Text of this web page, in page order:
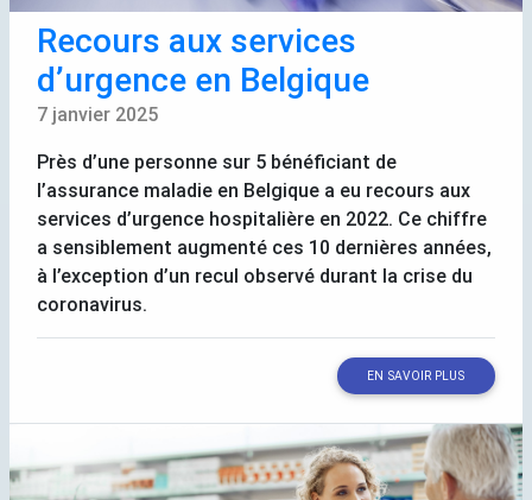
Recours aux services
d’urgence en Belgique
7 janvier 2025
Près d’une personne sur 5 bénéficiant de
l’assurance maladie en Belgique a eu recours aux
services d’urgence hospitalière en 2022. Ce chiffre
a sensiblement augmenté ces 10 dernières années,
à l’exception d’un recul observé durant la crise du
coronavirus.
EN SAVOIR PLUS